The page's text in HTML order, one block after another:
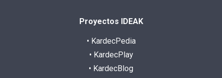
Proyectos IDEAK
• KardecPedia
• KardecPlay
• KardecBlog